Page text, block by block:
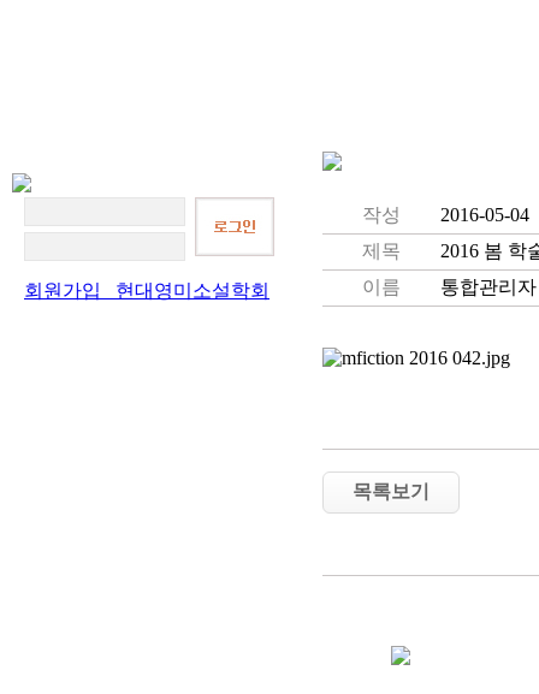
회원가입 현대영미소설학회
작성
2016-05-
제목
2016 봄 학
이름
통합관리자
목록보기